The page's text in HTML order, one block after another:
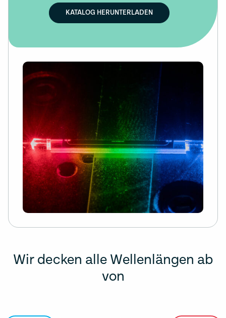
KATALOG HERUNTERLADEN
Wir decken alle Wellenlängen ab
von